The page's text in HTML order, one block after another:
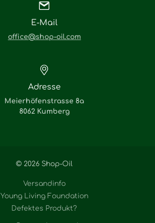
E-Mail
office@shop-oil.com
Adresse
Meierhöfenstrasse 8a
8062 Kumberg
© 2026 Shop-Oil
Versandinfo
Young Living Foundation
Defektes Produkt?